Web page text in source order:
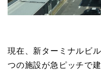
現在、新ターミナルビ
つの施設が急ピッチで